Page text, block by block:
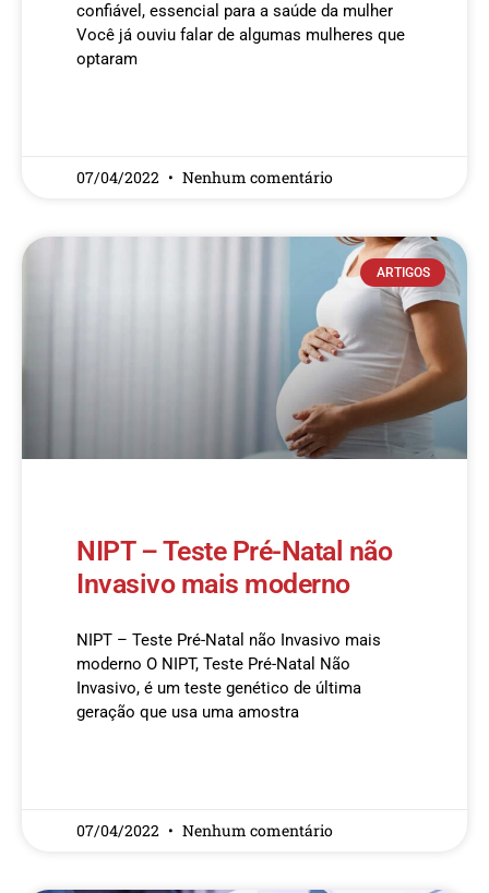
confiável, essencial para a saúde da mulher
Você já ouviu falar de algumas mulheres que
optaram
07/04/2022 Nenhum comentário
ARTIGOS
NIPT – Teste Pré-Natal não
Invasivo mais moderno
NIPT – Teste Pré-Natal não Invasivo mais
moderno O NIPT, Teste Pré-Natal Não
Invasivo, é um teste genético de última
geração que usa uma amostra
07/04/2022 Nenhum comentário